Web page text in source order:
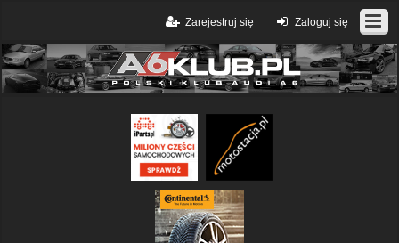
Zaloguj się
Zarejestruj się